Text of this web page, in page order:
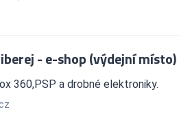
- e-shop (výdejní místo)
360,PSP a drobné elektroniky.